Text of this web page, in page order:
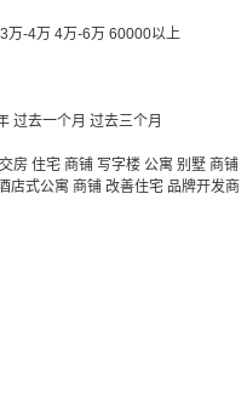
3万-4万 4万-6万 60000以上
过去一个月 过去三个月
房 住宅 商铺 写字楼 公寓 别墅 商铺
店式公寓 商铺 改善住宅 品牌开发商